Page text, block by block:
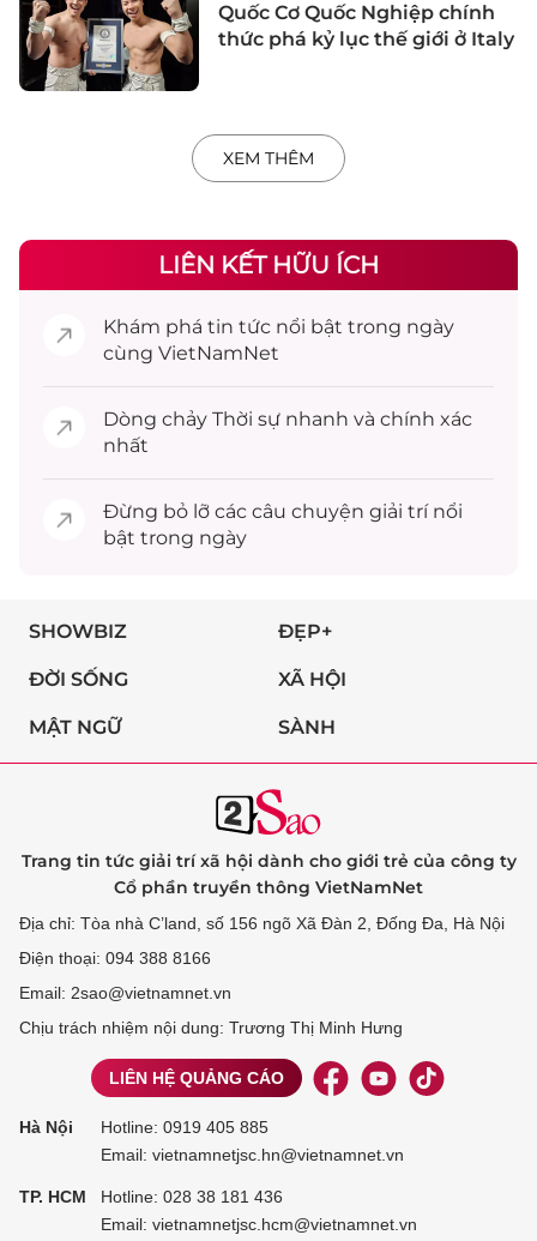
Quốc Cơ Quốc Nghiệp chính
thức phá kỷ lục thế giới ở Italy
XEM THÊM
LIÊN KẾT HỮU ÍCH
Khám phá tin tức nổi bật trong ngày
cùng VietNamNet
Dòng chảy Thời sự nhanh và chính xác
nhất
Đừng bỏ lỡ các câu chuyện giải trínổi
bật trong ngày
SHOWBIZ ĐẸP+
ĐỜI SỐNG XÃ HỘI
MẬT NGỮ SÀNH
Trang tin tức giải trí xã hội dành cho giới trẻ của công ty
Cổ phần truyền thông VietNamNet
Địa chỉ: Tòa nhà C’land, số 156 ngõ Xã Đàn 2, Đống Đa, Hà Nội
Điện thoại: 094 388 8166
Email: 2sao@vietnamnet.vn
Chịu trách nhiệm nội dung: Trương Thị Minh Hưng
LIÊN HỆ QUẢNG CÁO
Hà Nội Hotline: 0919 405 885
Email: vietnamnetjsc.hn@vietnamnet.vn
TP. HCM Hotline: 028 38 181 436
Email: vietnamnetjsc.hcm@vietnamnet.vn